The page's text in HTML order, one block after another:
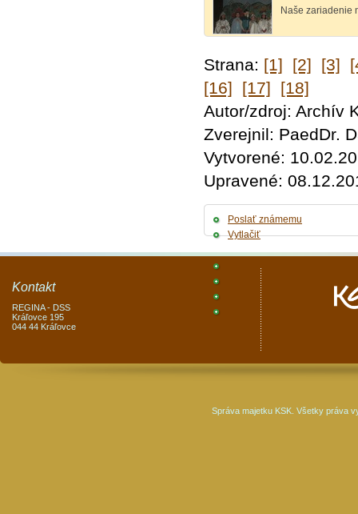
Naše zariadenie
Strana: [1] [2] [3]
[16]
[17]
[18]
Autor/zdroj: Archív
Zverejnil: PaedDr.
Vytvorené:
Upravené:
Poslať známemu
Vytlačiť
Kontakt
REGINA - DSS
Kráľovce 195
044 44 Kráľovce
Správa majetku KSK. Všetky práva